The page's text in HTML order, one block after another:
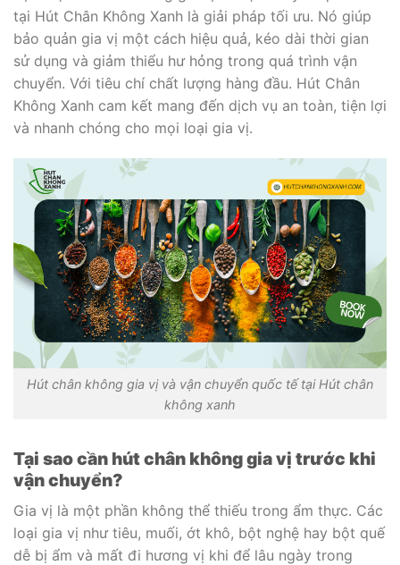
tại Hút Chân Không Xanh là giải pháp tối ưu. Nó giúp
bảo quản gia vị một cách hiệu quả, kéo dài thời gian
sử dụng và giảm thiểu hư hỏng trong quá trình vận
chuyển. Với tiêu chí chất lượng hàng đầu. Hút Chân
Không Xanh cam kết mang đến dịch vụ an toàn, tiện lợi
và nhanh chóng cho mọi loại gia vị.
Hút chân không gia vị và vận chuyển quốc tế tại Hút chân
không xanh
Tại sao cần hút chân không gia vị trước khi
vận chuyển?
Gia vị là một phần không thể thiếu trong ẩm thực. Các
loại gia vị như tiêu, muối, ớt khô, bột nghệ hay bột quế
dễ bị ẩm và mất đi hương vị khi để lâu ngày trong